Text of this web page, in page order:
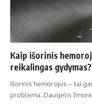
Kaip išorinis
reikalingas gydymas?
Išorinis hemorojus – tai
problema. Daugelis